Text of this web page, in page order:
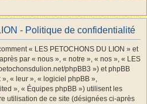
- Politique de confidentialité
« LES PETOCHONS DU LION » et
par « nous », « notre », « nos », « LES
phpBB3 ») et phpBB
« leur », « logiciel phpBB »,
», « Équipes phpBB ») utilisent les
utilisation de ce site (désignées ci-après